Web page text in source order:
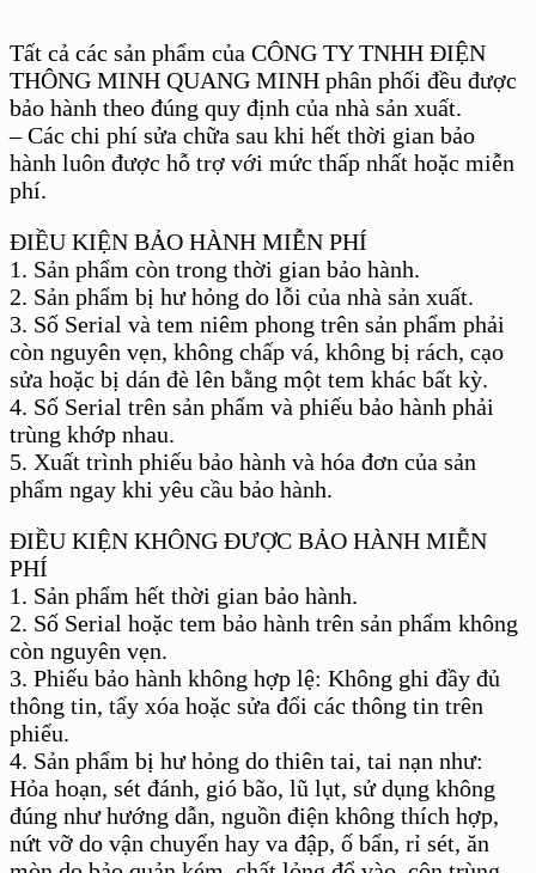
Tất cả các sản phẩm của CÔNG TY TNHH ĐIỆN
THÔNG MINH QUANG MINH phân phối đều được
bảo hành theo đúng quy định của nhà sản xuất.
– Các chi phí sửa chữa sau khi hết thời gian bảo
hành luôn được hỗ trợ với mức thấp nhất hoặc miễn
phí.
ĐIỀU KIỆN BẢO HÀNH MIỄN PHÍ
1. Sản phẩm còn trong thời gian bảo hành.
2. Sản phẩm bị hư hỏng do lỗi của nhà sản xuất.
3. Số Serial và tem niêm phong trên sản phẩm phải
còn nguyên vẹn, không chấp vá, không bị rách, cạo
sửa hoặc bị dán đè lên bằng một tem khác bất kỳ.
4. Số Serial trên sản phẩm và phiếu bảo hành phải
trùng khớp nhau.
5. Xuất trình phiếu bảo hành và hóa đơn của sản
phẩm ngay khi yêu cầu bảo hành.
ĐIỀU KIỆN KHÔNG ĐƯỢC BẢO HÀNH MIỄN
PHÍ
1. Sản phẩm hết thời gian bảo hành.
2. Số Serial hoặc tem bảo hành trên sản phẩm không
còn nguyên vẹn.
3. Phiếu bảo hành không hợp lệ: Không ghi đầy đủ
thông tin, tẩy xóa hoặc sửa đổi các thông tin trên
phiếu.
4. Sản phẩm bị hư hỏng do thiên tai, tai nạn như:
Hỏa hoạn, sét đánh, gió bão, lũ lụt, sử dụng không
đúng như hướng dẫn, nguồn điện không thích hợp,
nứt vỡ do vận chuyển hay va đập, ố bẩn, rỉ sét, ăn